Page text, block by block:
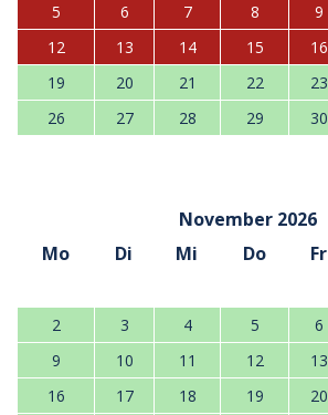
5
6 7 8 9
12
13 14 15 16
19
20 21 22 23
26
27 28 29 30
November 2026
Mo
Di Mi Do Fr
2
3 4 5 6
9
10 11 12 13
16
17 18 19 20